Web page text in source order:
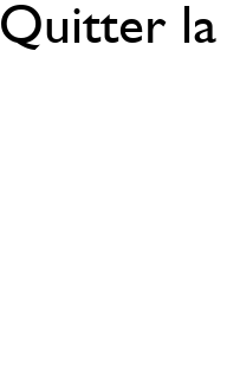
Quitter la